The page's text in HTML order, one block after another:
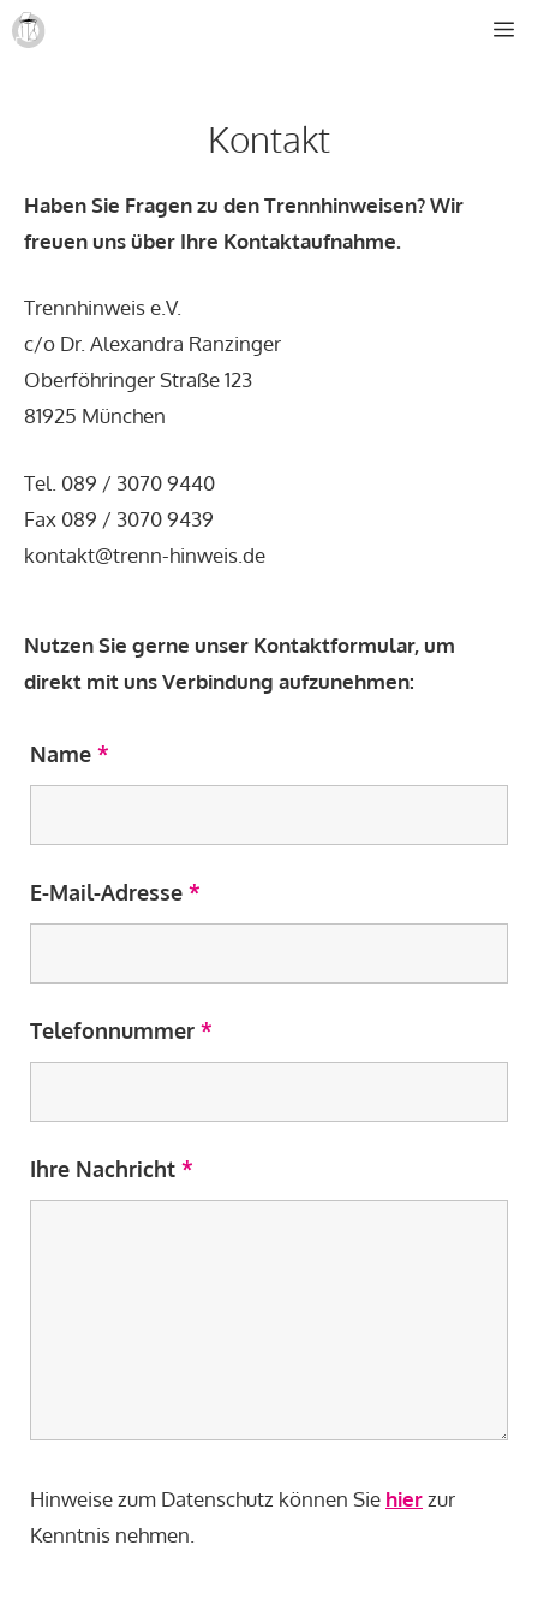
Skip
Kontakt
Haben Sie Fragen zu den Trennhinweisen? Wir
freuen uns über Ihre Kontaktaufnahme.
Trennhinweis e.V.
c/o Dr. Alexandra Ranzinger
Oberföhringer Straße 123
81925 München
Tel. 089 / 3070 9440
Fax 089 / 3070 9439
kontakt@trenn-hinweis.de
Nutzen Sie gerne unser Kontaktformular, um
direkt mit uns Verbindung aufzunehmen:
Name *
E-Mail-Adresse *
Telefonnummer *
Ihre Nachricht *
Hinweise zum Datenschutz können Sie hierzur
Kenntnis nehmen.